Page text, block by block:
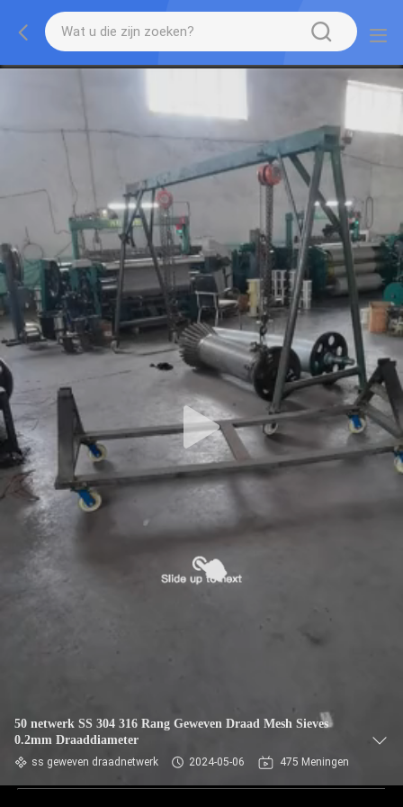
50 netwerk SS 304 316 Rang Geweven Draad Mesh Sieves
0.2mm Draaddiameter
ss geweven draadnetwerk 2024-05-06 475 Meningen